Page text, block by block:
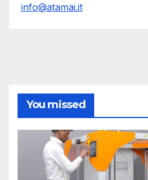
info@atamai.it
You missed